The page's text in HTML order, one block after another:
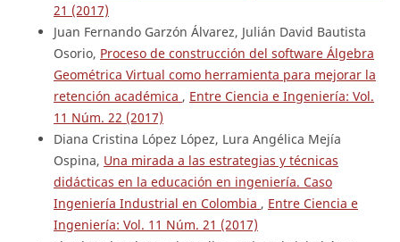
21 (2017)
Juan Fernando Garzón Álvarez, Julián David Bautista
Osorio, Proceso de construcción del software Álgebra
Geométrica Virtual como herramienta para mejorar la
retención académica , Entre Ciencia e Ingeniería: Vol.
11 Núm. 22 (2017)
Diana Cristina López López, Lura Angélica Mejía
Ospina, Una mirada a las estrategias y técnicas
didácticas en la educación en ingeniería. Caso
Ingeniería Industrial en Colombia , Entre Ciencia e
Ingeniería: Vol. 11 Núm. 21 (2017)